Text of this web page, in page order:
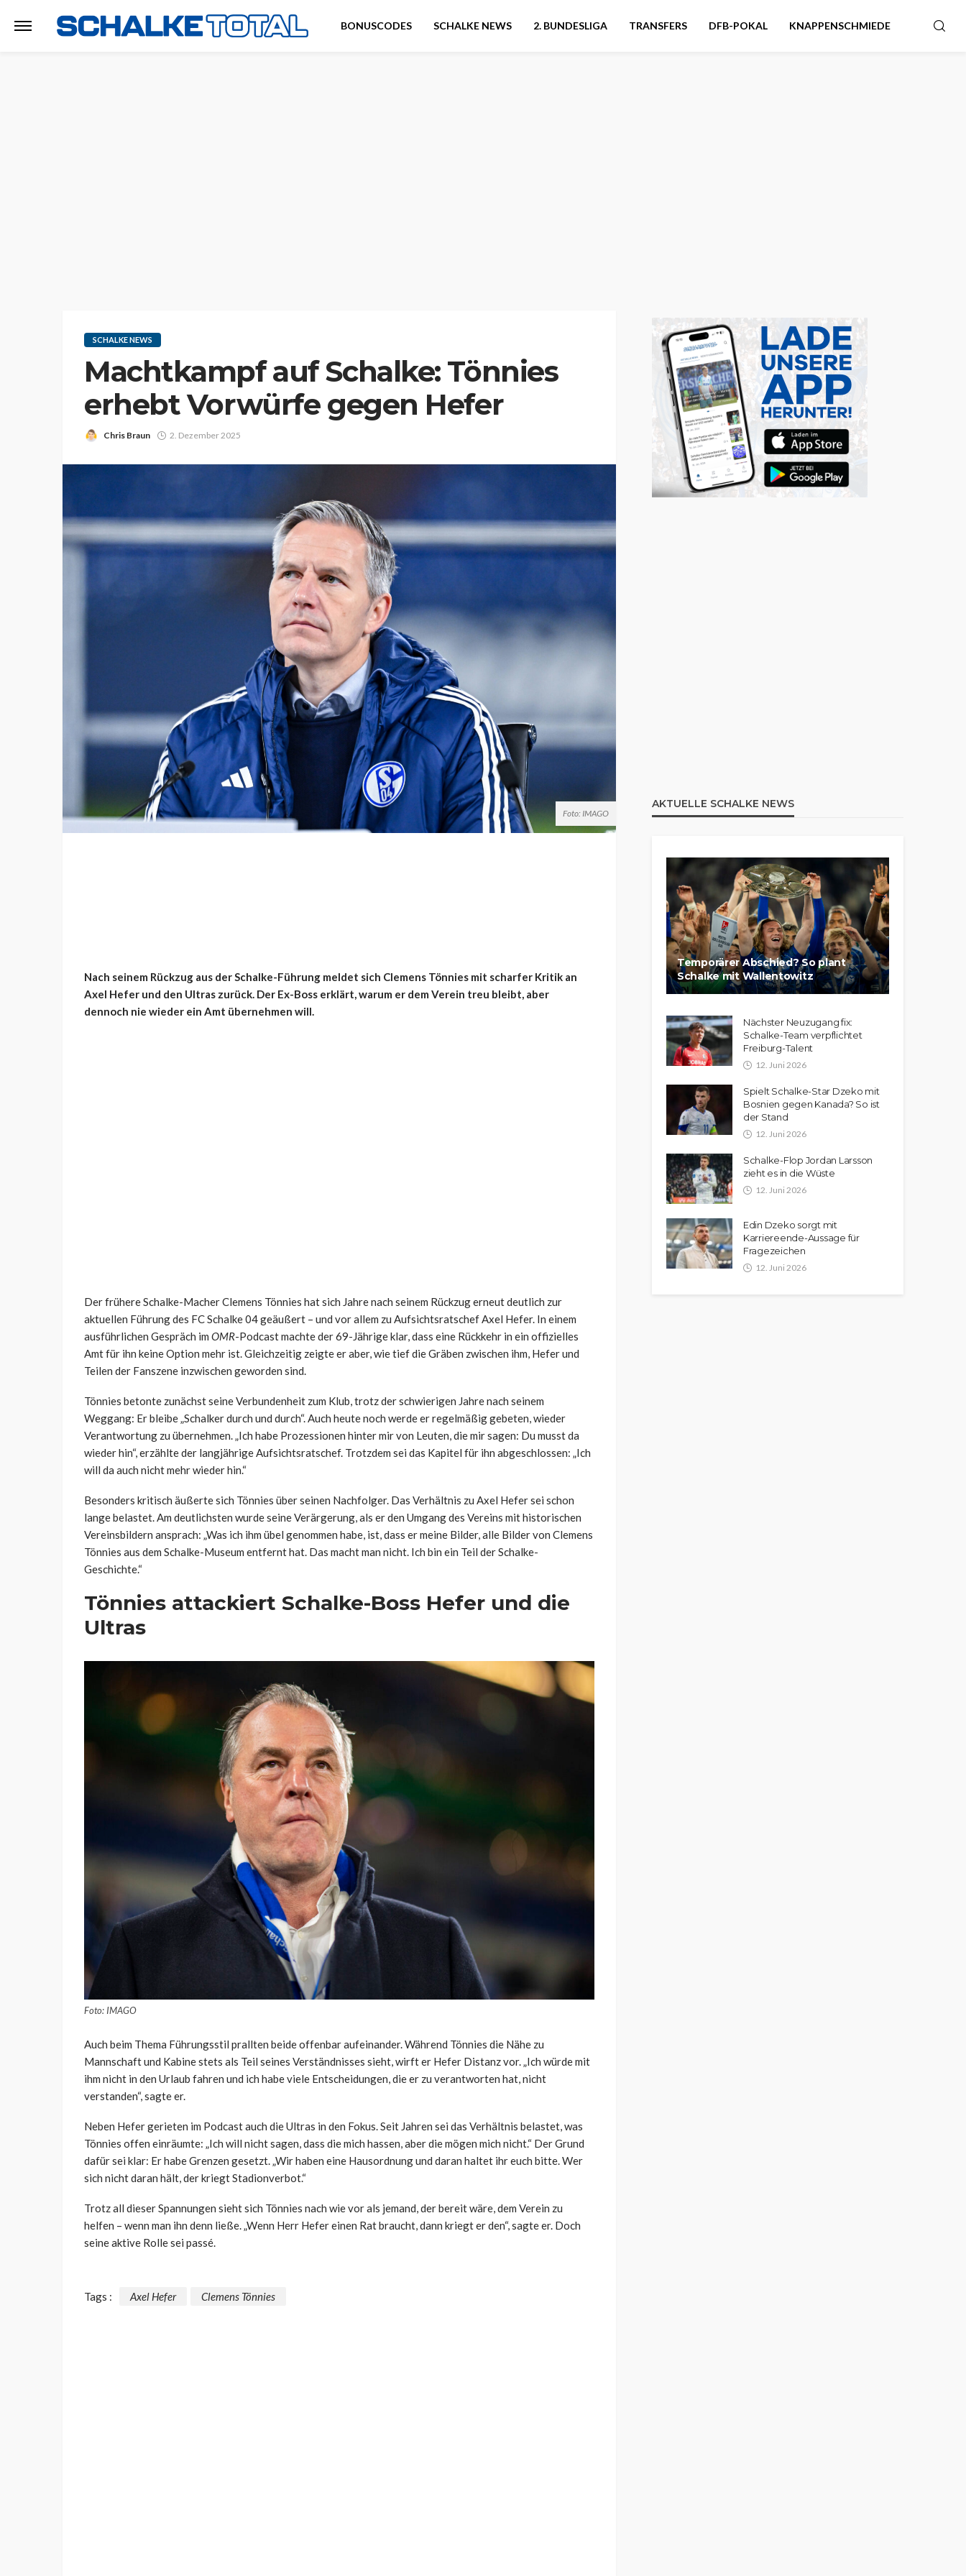
BONUSCODES SCHALKE NEWS 2. BUNDESLIGA TRANSFERS DFB-POKAL KNAPPENSCHMIEDE
SCHALKE NEWS
Machtkampf auf Schalke: Tönnies
erhebt Vorwürfe gegen Hefer
Chris Braun 2. Dezember 2025
Foto: IMAGO
Nach seinem Rückzug aus der Schalke-Führung meldet sich Clemens Tönnies mit scharfer Kritik an
Axel Hefer und den Ultras zurück. Der Ex-Boss erklärt, warum er dem Verein treu bleibt, aber
dennoch nie wieder ein Amt übernehmen will.
Der frühere Schalke-Macher Clemens Tönnies hat sich Jahre nach seinem Rückzug erneut deutlich zur
aktuellen Führung des FC Schalke 04 geäußert – und vor allem zu Aufsichtsratschef Axel Hefer. In einem
ausführlichen Gespräch im OMR-Podcast machte der 69-Jährige klar, dass eine Rückkehr in ein offizielles
Amt für ihn keine Option mehr ist. Gleichzeitig zeigte er aber, wie tief die Gräben zwischen ihm, Hefer und
Teilen der Fanszene inzwischen geworden sind.
Tönnies betonte zunächst seine Verbundenheit zum Klub, trotz der schwierigen Jahre nach seinem
Weggang: Er bleibe „Schalker durch und durch“. Auch heute noch werde er regelmäßig gebeten, wieder
Verantwortung zu übernehmen. „Ich habe Prozessionen hinter mir von Leuten, die mir sagen: Du musst da
wieder hin“, erzählte der langjährige Aufsichtsratschef. Trotzdem sei das Kapitel für ihn abgeschlossen: „Ich
will da auch nicht mehr wieder hin.“
Besonders kritisch äußerte sich Tönnies über seinen Nachfolger. Das Verhältnis zu Axel Hefer sei schon
lange belastet. Am deutlichsten wurde seine Verärgerung, als er den Umgang des Vereins mit historischen
Vereinsbildern ansprach: „Was ich ihm übel genommen habe, ist, dass er meine Bilder, alle Bilder von Clemens
Tönnies aus dem Schalke-Museum entfernt hat. Das macht man nicht. Ich bin ein Teil der Schalke-
Geschichte.“
Tönnies attackiert Schalke-Boss Hefer und die
Ultras
Foto: IMAGO
Auch beim Thema Führungsstil prallten beide offenbar aufeinander. Während Tönnies die Nähe zu
Mannschaft und Kabine stets als Teil seines Verständnisses sieht, wirft er Hefer Distanz vor. „Ich würde mit
ihm nicht in den Urlaub fahren und ich habe viele Entscheidungen, die er zu verantworten hat, nicht
verstanden“, sagte er.
Neben Hefer gerieten im Podcast auch die Ultras in den Fokus. Seit Jahren sei das Verhältnis belastet, was
Tönnies offen einräumte: „Ich will nicht sagen, dass die mich hassen, aber die mögen mich nicht.“ Der Grund
dafür sei klar: Er habe Grenzen gesetzt. „Wir haben eine Hausordnung und daran haltet ihr euch bitte. Wer
sich nicht daran hält, der kriegt Stadionverbot.“
Trotz all dieser Spannungen sieht sich Tönnies nach wie vor als jemand, der bereit wäre, dem Verein zu
helfen – wenn man ihn denn ließe. „Wenn Herr Hefer einen Rat braucht, dann kriegt er den“, sagte er. Doch
seine aktive Rolle sei passé.
Tags : Axel Hefer Clemens Tönnies
AKTUELLE SCHALKE NEWS
Temporärer Abschied? So plant
Schalke mit Wallentowitz
Nächster Neuzugang fix:
Schalke-Team verpflichtet
Freiburg-Talent
12. Juni 2026
Spielt Schalke-Star Dzeko mit
Bosnien gegen Kanada? So ist
der Stand
12. Juni 2026
Schalke-Flop Jordan Larsson
zieht es in die Wüste
12. Juni 2026
Edin Dzeko sorgt mit
Karriereende-Aussage für
Fragezeichen
12. Juni 2026